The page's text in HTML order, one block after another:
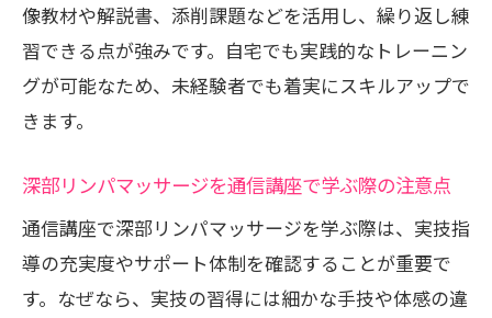
像教材や解説書、添削課題などを活用し、繰り返し練
習できる点が強みです。自宅でも実践的なトレーニン
グが可能なため、未経験者でも着実にスキルアップで
きます。
深部リンパマッサージを通信講座で学ぶ際の注意点
通信講座で深部リンパマッサージを学ぶ際は、実技指
導の充実度やサポート体制を確認することが重要で
す。なぜなら、実技の習得には細かな手技や体感の違